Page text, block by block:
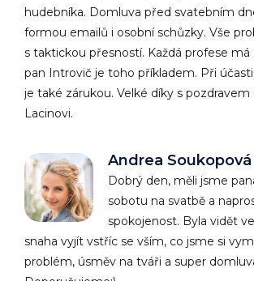
hudebníka. Domluva před svatebním
formou emailů i osobní schůzky. Vše
s taktickou přesností. Každá profese má
pan Introvič je toho příkladem. Při
je také zárukou. Velké díky s
Lacinovi.
Andrea Soukopová
Dobrý den, měli jsme
sobotu na svatbě a
spokojenost. Byla vidět
snaha vyjít vstříc se vším, co jsme si
problém, úsměv na tváři a super